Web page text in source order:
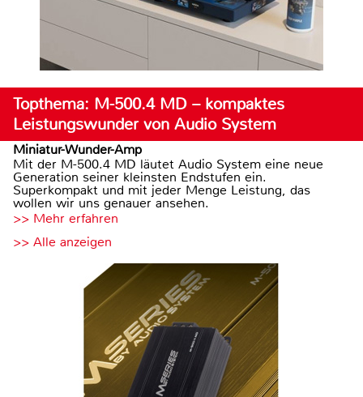
Topthema: M-500.4 MD – kompaktes
Leistungswunder von Audio System
Miniatur-Wunder-Amp
Mit der M-500.4 MD läutet Audio System eine neue
Generation seiner kleinsten Endstufen ein.
Superkompakt und mit jeder Menge Leistung, das
wollen wir uns genauer ansehen.
>> Mehr erfahren
>> Alle anzeigen